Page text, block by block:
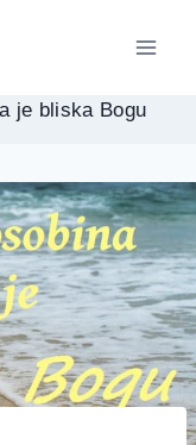
je bliska Bogu